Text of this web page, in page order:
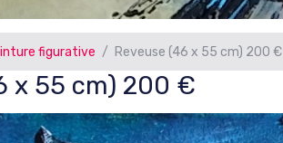
figurative Reveuse (46 x 55 cm) 200 €
x 55 cm) 200 €